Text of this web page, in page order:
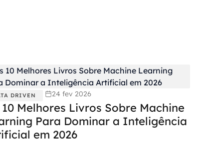
DRIVEN 24 fev 2026
10 Melhores Livros Sobre Machine
Para Dominar a Inteligência
em 2026